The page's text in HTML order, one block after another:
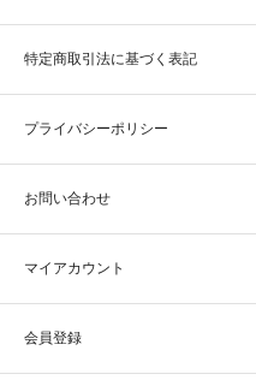
特定商取引法に基づく表記
プライバシーポリシー
お問い合わせ
マイアカウント
会員登録